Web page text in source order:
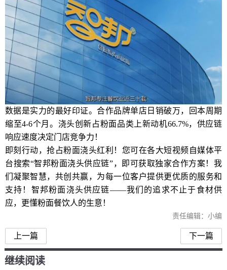
数据是实力的最好印证。合作品牌单店日销破万，回本周期
缩至4-6个月。浇头创新占粉面品类上新动机66.7%，供应链
响应速度决定门店竞争力！
即刻行动，抢占粉面浇头红利！您可在各大短视频自媒体平
台搜索“智邦粉面浇头供应链”，即可获取独家合作方案！我
们凝聚智慧，共创共赢，为每一位客户提供更优质的服务和
支持！智邦粉面浇头供应链——我们的追求不止于食材供
应，更懂粉面餐饮人的生意！
责任编辑：小编
上一篇 下一篇
继续阅读